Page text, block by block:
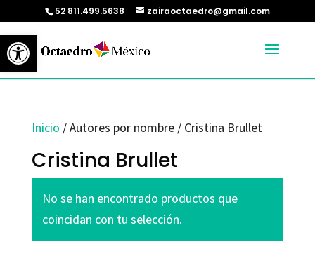
Abrir barra de herramientas
52 811.499.5638 zairaoctaedro@gmail.com
Inicio / Autores por nombre / Cristina Brullet
Cristina Brullet
No se han encontrado productos que
coincidan con tu selección.